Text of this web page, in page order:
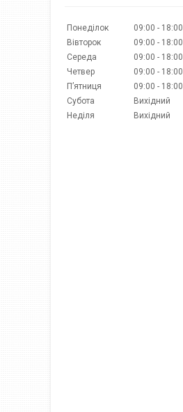
Понеділок 09:00
18:00
Вівторок
09:00
18:00
Середа
09:00
18:00
Четвер
09:00
18:00
Пʼятниця
09:00
18:00
Субота
Вихідний
Неділя
Вихідний